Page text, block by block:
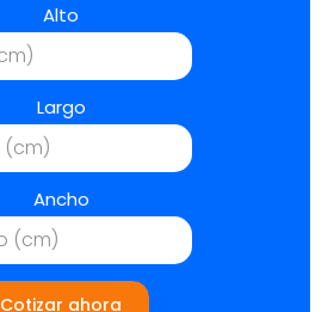
Alto
Largo
Ancho
Cotizar ahora